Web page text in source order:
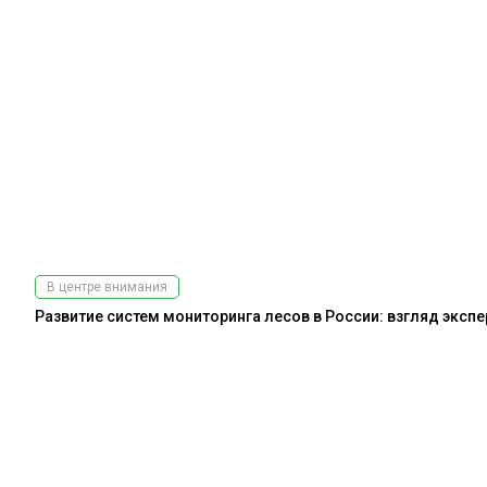
В центре внимания
Развитие систем мониторинга лесов в России: взгляд